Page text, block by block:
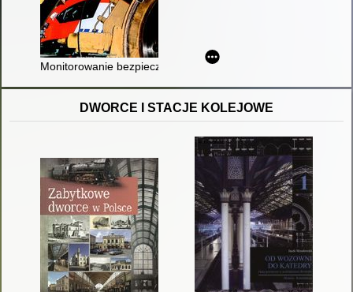
Monitorowanie bezpieczeństwa w systemie zarządzania
DWORCE I STACJE KOLEJOWE